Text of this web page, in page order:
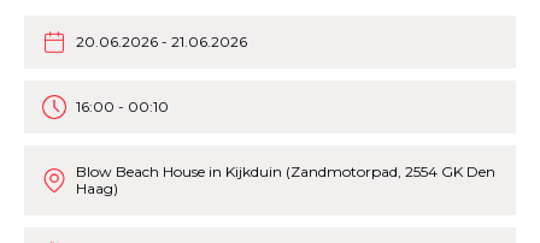
20.06.2026 - 21.06.2026
16:00 - 00:10
Blow Beach House in Kijkduin (Zandmotorpad, 2554 GK Den
Haag)